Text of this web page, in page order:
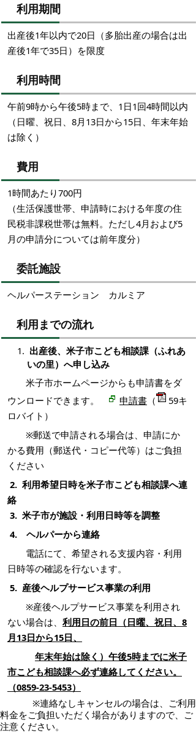
利用期間
出産後1年以内で20日（多胎出産の場合は出
産後1年で35日）を限度
利用時間
午前9時から午後5時まで、1日1回4時間以内
（日曜、祝日、8月13日から15日、年末年始
は除く）
費用
1時間あたり700円
（生活保護世帯、申請時における年度の住
民税非課税世帯は無料。ただし4月および5
月の申請分については前年度分）
委託施設
ヘルパーステーション カルミア
利用までの流れ
出産後、米子市こども相談課（ふれあ
いの里）へ申し込み
米子市ホームページからも申請書をダ
ウンロードできます。
申請書 （
59キ
ロバイト）
※郵送で申請される場合は、申請にか
かる費用（郵送代・コピー代等）はご負担
ください
2. 利用希望日時を米子市こども相談課へ連
絡
3. 米子市が施設・利用日時等を調整
4. ヘルパーから連絡
電話にて、希望される支援内容・利用
日時等の確認を行ないます。
5. 産後ヘルプサービス事業の利用
※産後ヘルプサービス事業を利用され
ない場合は、 利用日の前日（日曜、祝日、8
月13日から15日、
年末年始は除く）午後5時までに米子
市こども相談課へ必ず連絡してください。
（0859-23-5453）
※連絡なしキャンセルの場合は、ご利用
料金をご負担いただく場合がありますので、ご
注意ください。